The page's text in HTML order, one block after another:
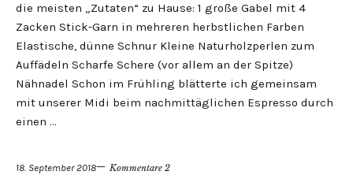
die meisten „Zutaten“ zu Hause: 1 große Gabel mit 4
Zacken Stick-Garn in mehreren herbstlichen Farben
Elastische, dünne Schnur Kleine Naturholzperlen zum
Auffädeln Scharfe Schere (vor allem an der Spitze)
Nähnadel Schon im Frühling blätterte ich gemeinsam
mit unserer Midi beim nachmittäglichen Espresso durch
einen …
18. September 2018
Kommentare 2